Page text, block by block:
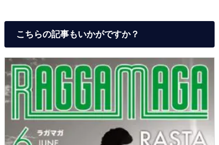
こちらの記事もいかがですか？